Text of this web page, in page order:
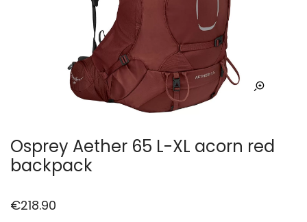
Osprey Aether 65 L-XL acorn red
backpack
€218.90